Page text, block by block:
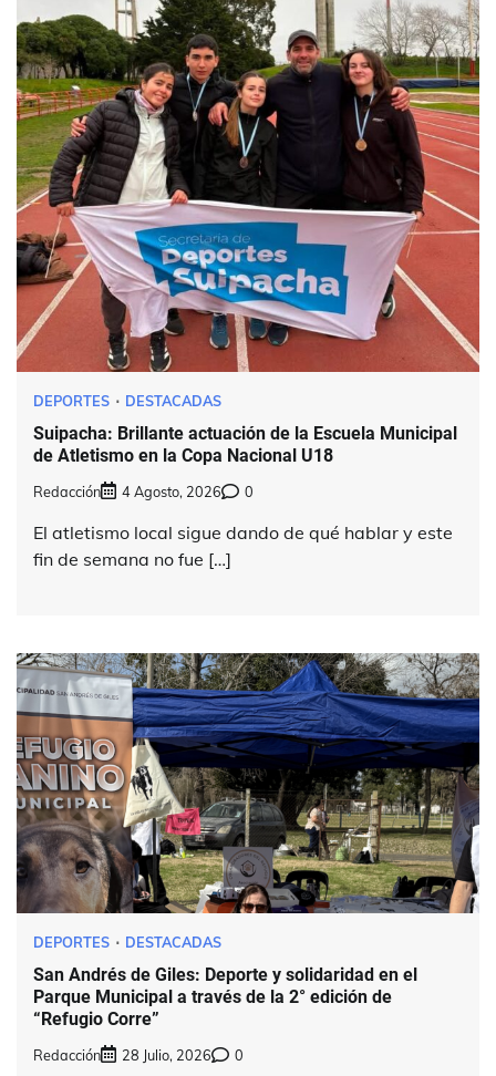
DEPORTES DESTACADAS
Suipacha: Brillante actuación de la Escuela Municipal
de Atletismo en la Copa Nacional U18
Redacción 4 Agosto, 2026 0
El atletismo local sigue dando de qué hablar y este
fin de semana no fue […]
DEPORTES DESTACADAS
San Andrés de Giles: Deporte y solidaridad en el
Parque Municipal a través de la 2° edición de
“Refugio Corre”
Redacción 28 Julio, 2026 0